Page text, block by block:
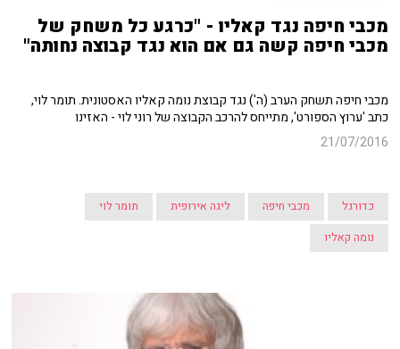
מכבי חיפה נגד קאליו - "כרגע כל משחק של
מכבי חיפה קשה גם אם הוא נגד קבוצה נחותה"
מכבי חיפה תשחק הערב (ה') נגד קבוצת נומה קאליו האסטונית. תומר לוי,
כתב 'ערוץ הספורט', מתייחס להרכב הקבוצה של רוני לוי - האזינו
21/07/2016
כדורגל מכבי חיפה ליגה אירופית
תומר לוי
נומה קאליו